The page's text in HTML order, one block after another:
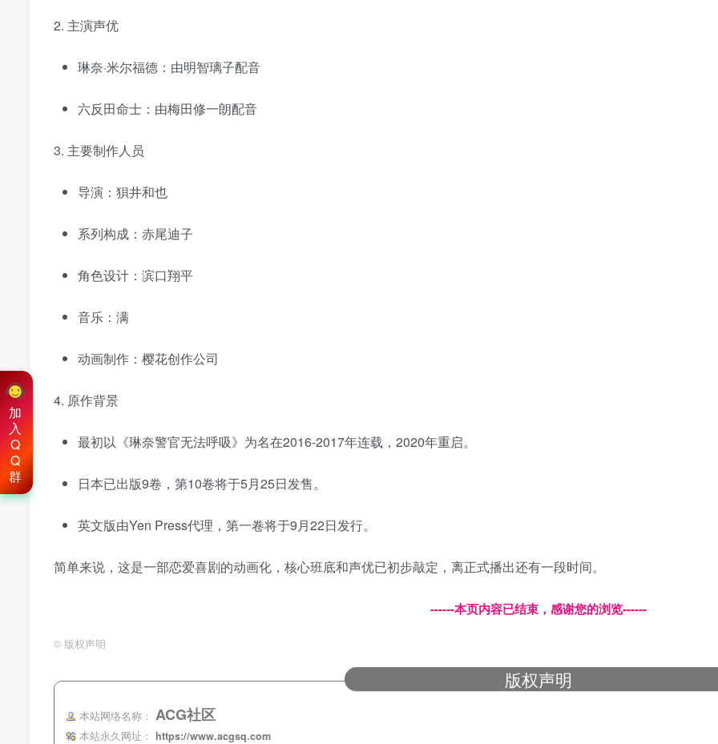
2. 主演声优
琳奈·米尔福德：由明智璃子配音
六反田命士：由梅田修一朗配音
3. 主要制作人员
导演：狽井和也
系列构成：赤尾迪子
角色设计：滨口翔平
音乐：满
动画制作：樱花创作公司
4. 原作背景
最初以《琳奈警官无法呼吸》为名在2016-2017年连载，2020年重启。
日本已出版9卷，第10卷将于5月25日发售。
英文版由Yen Press代理，第一卷将于9月22日发行。
简单来说，这是一部恋爱喜剧的动画化，核心班底和声优已初步敲定，离正式播出还有一段时间。
------本页内容已结束，感谢您的浏览------
© 版权声明
版权声明
本站网络名称： ACG社区
本站永久网址：
https://www.acgsq.com
加
入
Q
Q
群